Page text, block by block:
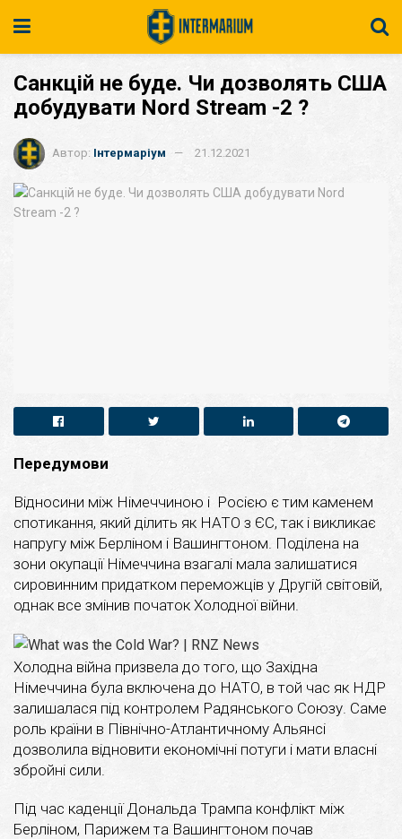
Санкцій не буде. Чи дозволять США
добудувати Nord Stream -2 ?
Автор: Інтермаріум 21.12.2021
Передумови
Відносини між Німеччиною і Росією є тим каменем
спотикання, який ділить як НАТО з ЄС, так і викликає
напругу між Берліном і Вашингтоном. Поділена на
зони окупації Німеччина взагалі мала залишатися
сировинним придатком переможців у Другій світовій,
однак все змінив початок Холодної війни.
Холодна війна призвела до того, що Західна
Німеччина була включена до НАТО, в той час як НДР
залишалася під контролем Радянського Союзу. Саме
роль країни в Північно-Атлантичному Альянсі
дозволила відновити економічні потуги і мати власні
збройні сили.
Під час каденції Дональда Трампа конфлікт між
Берліном, Парижем та Вашингтоном почав